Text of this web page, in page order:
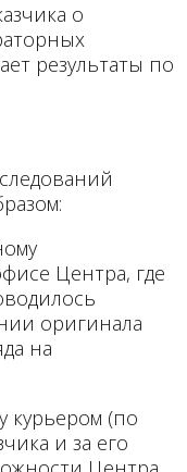
о
результаты по
Центра, где
оригинала
на
курьером (по
и за его